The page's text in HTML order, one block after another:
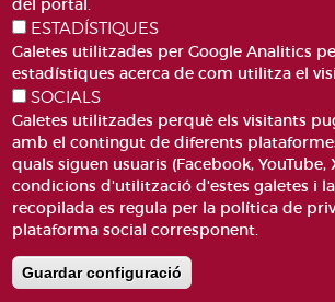
CORREU
Pie
de
página
ACCESIBILITAT
AVÍS
CANAL DE DENÚNCIES
GLOSSARI
PREGUNTES
MAPA WEB
del portal.
ESTADÍSTIQUES
Galetes utilitzades per Google Analitics
estadístiques acerca de com utilitza el
SOCIALS
Galetes utilitzades perquè els visitants
amb el contingut de diferents
quals siguen usuaris (Facebook, YouTube,
condicions d'utilització d'estes galetes i
recopilada es regula per la política de
plataforma social corresponent.
Guardar configuració